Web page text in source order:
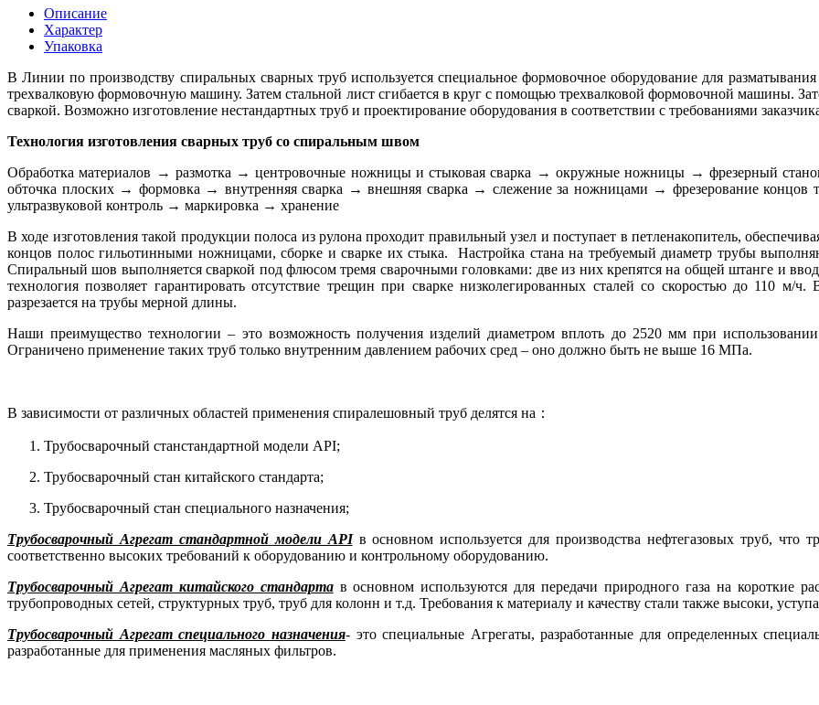
Описание
Характер
Упаковка
В Линии по производству спиральных сварных труб используется специальное формовочное оборудование для
трехвалковую формовочную машину. Затем стальной лист сгибается в круг с помощью трехвалковой формовочной машины.
сваркой. Возможно изготовление нестандартных труб и проектирование оборудования в соответствии с требованиями
Технология изготовления сварных труб со спиральным швом
Обработка материалов → размотка → центровочные ножницы и стыковая сварка → окружные ножницы → фрезерный
обточка плоских → формовка → внутренняя сварка → внешняя сварка → слежение за ножницами → фрезерование концов
ультразвуковой контроль → маркировка → хранение
В ходе изготовления такой продукции полоса из рулона проходит правильный узел и поступает в петленакопитель,
концов полос гильотинными ножницами, сборке и сварке их стыка. Настройка стана на требуемый диаметр трубы
Спиральный шов выполняется сваркой под флюсом тремя сварочными головками: две из них крепятся на общей штанге и
технология позволяет гарантировать отсутствие трещин при сварке низколегированных сталей со скоростью до 110 м/
разрезается на трубы мерной длины.
Наши преимущество технологии – это возможность получения изделий диаметром вплоть до 2520 мм при
Ограничено применение таких труб только внутренним давлением рабочих сред – оно должно быть не выше 16 МПа.
В зависимости от различных областей применения спиралешовный труб делятся на：
Трубосварочный станстандартной модели API;
Трубосварочный стан китайского стандарта;
Трубосварочный стан специального назначения;
Трубосварочный Агрегат стандартной модели APIв основном используется для производства нефтегазовых труб, что
соответственно высоких требований к оборудованию и контрольному оборудованию.
Трубосварочный Агрегат китайского стандартав основном используются для передачи природного газа на короткие
трубопроводных сетей, структурных труб, труб для колонн и т.д. Требования к материалу и качеству стали также высоки,
Трубосварочный Агрегат специального назначения- это специальные Агрегаты, разработанные для определенных
разработанные для применения масляных фильтров.